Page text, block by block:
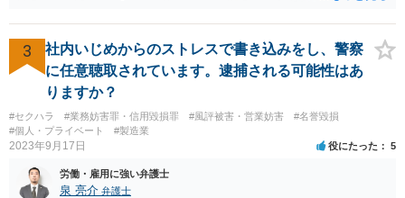
とも不正競争防止法上の問題は生じうると思います。
3
社内いじめからのストレスで書き込みをし、警察
に任意聴取されています。逮捕される可能性はあ
りますか？
#セクハラ #業務妨害罪・信用毀損罪 #風評被害・営業妨害
#名誉毀損
#個人・プライベート
#製造業
2023年9月17日 役にたった 5
労働・雇用に強い弁護士
泉 亮介 弁護士